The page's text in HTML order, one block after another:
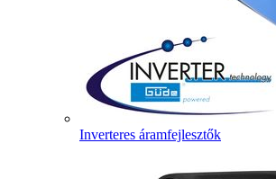
Inverteres áramfejlesztők